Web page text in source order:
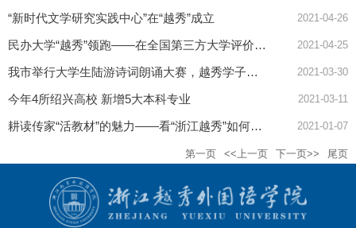
“新时代文学研究实践中心”在“越秀”成立 2021-04-26
民办大学“越秀”领跑——在全国第三方大学评价中获好评 2021-04-25
我市举行大学生陆游诗词朗诵大赛，越秀学子取得佳绩 2021-03-30
今年4所绍兴高校 新增5大本科专业 2021-03-11
耕读传家“活教材”的魅力——看“浙江越秀”如何建立“三位一体”课程 2021-01-07
第一页 <<上一页 下一页>> 尾页